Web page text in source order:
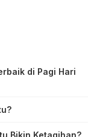
di Pagi Hari